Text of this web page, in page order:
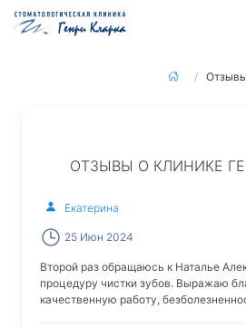
ОТЗЫВЫ О КЛИНИКЕ
Екатерина
25 Июн 2024
Второй раз обращаюсь к Наталье
процедуру чистки зубов. Выражаю
качественную работу,